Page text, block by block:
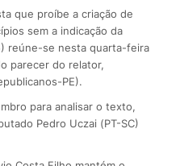
que proíbe a criação de
sem a indicação da
reúne-se nesta quarta-feira
parecer do relator,
PE).
para analisar o texto,
Pedro Uczai (PT-SC)